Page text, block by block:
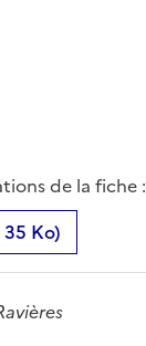
de la fiche :
Ko)